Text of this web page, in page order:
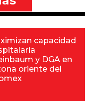
capacidad
y DGA en
oriente del